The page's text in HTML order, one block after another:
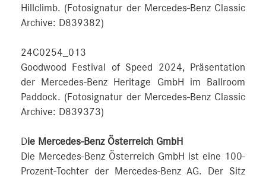
Hillclimb. (Fotosignatur der Mercedes-Benz Classic
Archive: D839382)
24C0254_013
Goodwood Festival of Speed 2024, Präsentation
der Mercedes-Benz Heritage GmbH im Ballroom
Paddock. (Fotosignatur der Mercedes-Benz Classic
Archive: D839373)
Die Mercedes-Benz Österreich GmbH
Die Mercedes-Benz Österreich GmbH ist eine 100-
Prozent-Tochter der Mercedes-Benz AG. Der Sitz